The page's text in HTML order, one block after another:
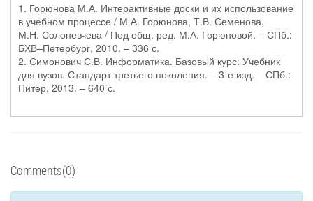
1. Горюнова М.А. Интерактивные доски и их использование
в учебном процессе / М.А. Горюнова, Т.В. Семенова,
М.Н. Солоневчева / Под общ. ред. М.А. Горюновой. – СПб.:
БХВ–Петербург, 2010. – 336 с.
2. Симонович С.В. Информатика. Базовый курс: Учебник
для вузов. Стандарт третьего поколения. – 3-е изд. – СПб.:
Питер, 2013. – 640 с.
Comments(0)